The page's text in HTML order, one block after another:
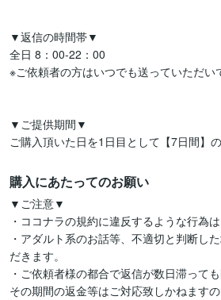
▼返信の時間帯▼
全日 8：00-22：00
※ご依頼者の方はいつでも送っていただい
▼ご提供期間▼
購入にあたってのお願い
▼ご注意▼
・ココナラの規約に違反するような行為は
・アダルト系のお話等、不適切と判断し
だきます。
・ご依頼者様の都合で返信が数日滞って
その期間の返金等はご対応致しかねますの